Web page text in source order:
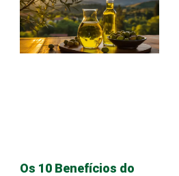
Os 10 Benefícios do